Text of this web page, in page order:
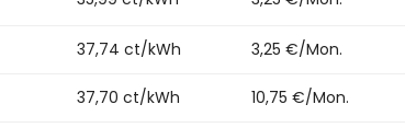
37,74 ct/kWh 3,25 €/Mon.
37,70 ct/kWh 10,75 €/Mon.